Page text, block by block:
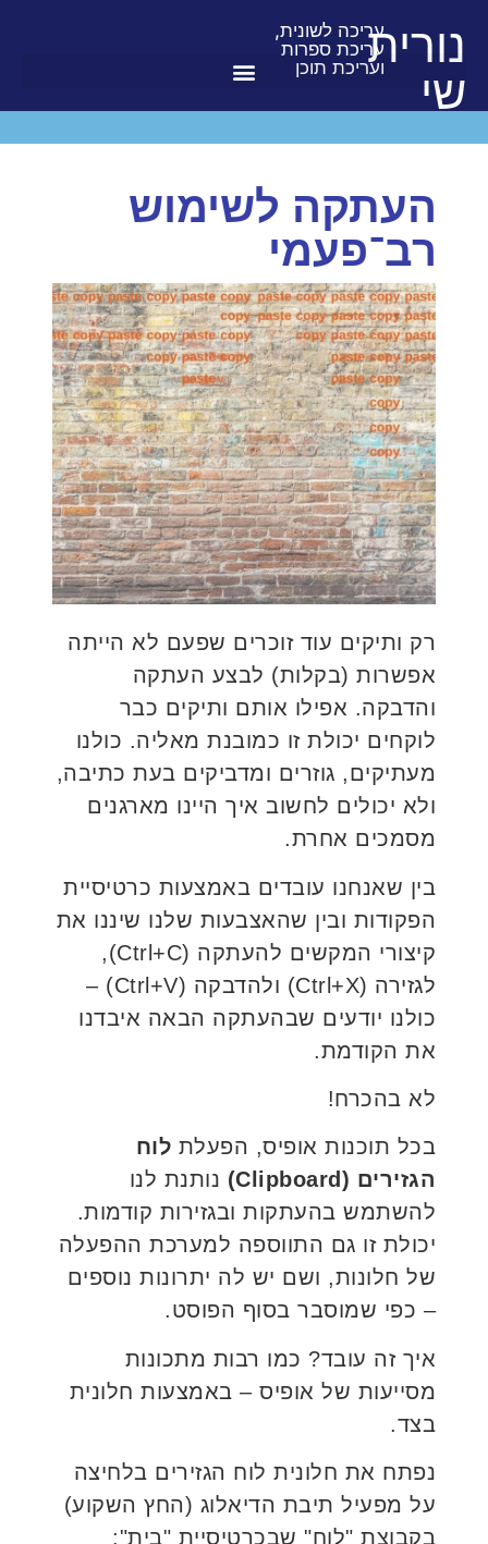
נורית
שי
עריכה לשונית,
עריכת ספרות
ועריכת תוכן
העתקה לשימוש
רב־פעמי
רק ותיקים עוד זוכרים שפעם לא הייתה
אפשרות (בקלות) לבצע העתקה
והדבקה. אפילו אותם ותיקים כבר
לוקחים יכולת זו כמובנת מאליה. כולנו
מעתיקים, גוזרים ומדביקים בעת כתיבה,
ולא יכולים לחשוב איך היינו מארגנים
מסמכים אחרת.
בין שאנחנו עובדים באמצעות כרטיסיית
הפקודות ובין שהאצבעות שלנו שיננו את
קיצורי המקשים להעתקה (Ctrl+C),
לגזירה (Ctrl+X) ולהדבקה (Ctrl+V) –
כולנו יודעים שבהעתקה הבאה איבדנו
את הקודמת.
לא בהכרח!
בכל תוכנות אופיס, הפעלת לוח
הגזירים ( Clipboard
) נותנת לנו
להשתמש בהעתקות ובגזירות קודמות.
יכולת זו גם התווספה למערכת ההפעלה
של חלונות, ושם יש לה יתרונות נוספים
– כפי שמוסבר בסוף הפוסט.
איך זה עובד? כמו רבות מתכונות
מסייעות של אופיס – באמצעות חלונית
בצד.
נפתח את חלונית לוח הגזירים בלחיצה
על מפעיל תיבת הדיאלוג (החץ השקוע)
בקבוצת "לוח" שבכרטיסיית "בית":